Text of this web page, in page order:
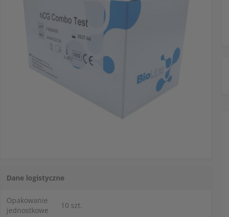
Dane logistyczne
Opakowanie
jednostkowe
10 szt.